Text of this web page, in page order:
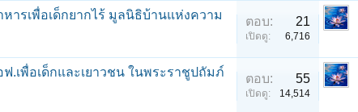
ารเพื่อเด็กยากไร้ มูลนิธิบ้านแห่งความ
ตอบ: 21
เปิดดู: 6,716
.เพื่อเด็กและเยาวชน ในพระราชูปถัมภ์
ตอบ: 55
เปิดดู: 14,514